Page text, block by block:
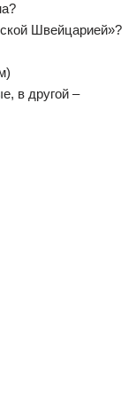
Швейцарией»?
в другой –